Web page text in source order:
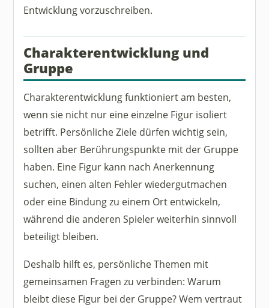
Entwicklung vorzuschreiben.
Charakterentwicklung und
Gruppe
Charakterentwicklung funktioniert am besten,
wenn sie nicht nur eine einzelne Figur isoliert
betrifft. Persönliche Ziele dürfen wichtig sein,
sollten aber Berührungspunkte mit der Gruppe
haben. Eine Figur kann nach Anerkennung
suchen, einen alten Fehler wiedergutmachen
oder eine Bindung zu einem Ort entwickeln,
während die anderen Spieler weiterhin sinnvoll
beteiligt bleiben.
Deshalb hilft es, persönliche Themen mit
gemeinsamen Fragen zu verbinden: Warum
bleibt diese Figur bei der Gruppe? Wem vertraut